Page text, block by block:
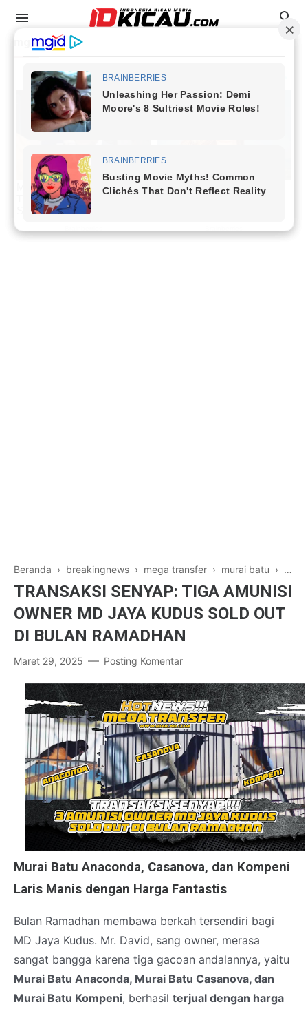
Data Juara
Event
mg a
Beranda › breakingnews › mega transfer › murai batu ›
TRANSAKSI SENYAP: TIGA AMUNISI
OWNER MD JAYA KUDUS SOLD OUT
DI BULAN RAMADHAN
Maret 29, 2025 Posting Komentar
Murai Batu Anaconda, Casanova, dan Kompeni
Laris Manis dengan Harga Fantastis
Bulan Ramadhan membawa berkah tersendiri bagi
MD Jaya Kudus. Mr. David, sang owner, merasa
sangat bangga karena tiga gacoan andalannya, yaitu
Murai Batu Anaconda, Murai Batu Casanova, dan
Murai Batu Kompeni, berhasil terjual dengan harga